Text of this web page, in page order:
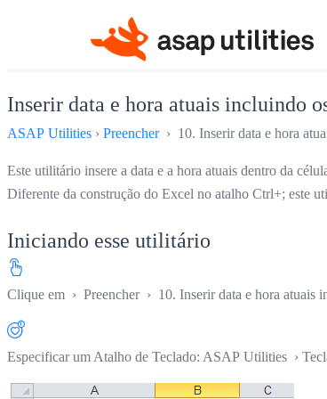
Inserir data e hora atuais incluindo
ASAP Utilities › Preencher› 10. Inserir data e hora
Este utilitário insere a data e a hora atuais dentro da
Diferente da construção do Excel no atalho Ctrl+; este
Iniciando esse utilitário
Clique em › Preencher› 10. Inserir data e hora atuais
Especificar um Atalho de Teclado: ASAP Utilities ›